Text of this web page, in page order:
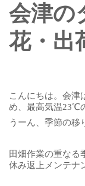
会津の
花・出
こんにちは。会津
め、最高気温23℃
うーん、季節の移
田畑作業の重なる
休み返上メンテナ